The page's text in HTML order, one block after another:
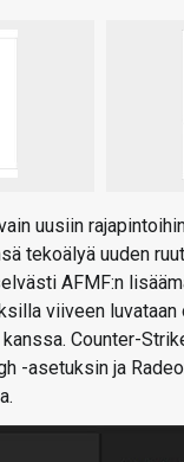
uusiin
tekoälyä uuden
AFMF:n
viiveen
Counter-
-asetuksin ja